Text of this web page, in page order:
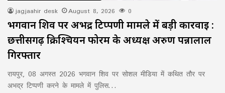
jagjaahir desk August 8, 2026 0
भगवान शिव पर अभद्र टिप्पणी मामले में बड़ी कार्रवाई :
छत्तीसगढ़ क्रिश्चियन फोरम के अध्यक्ष अरुण पन्नालाल
गिरफ्तार
रायपुर, 08 अगस्त 2026 भगवान शिव पर सोशल मीडिया में कथित तौर पर
अभद्र टिप्पणी करने के मामले में पुलिस…